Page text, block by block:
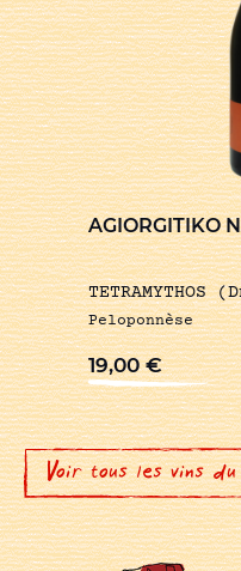
AGIORGITIKO
TETRAMYTHOS
Peloponnèse
19,00€
Voir tous les vins